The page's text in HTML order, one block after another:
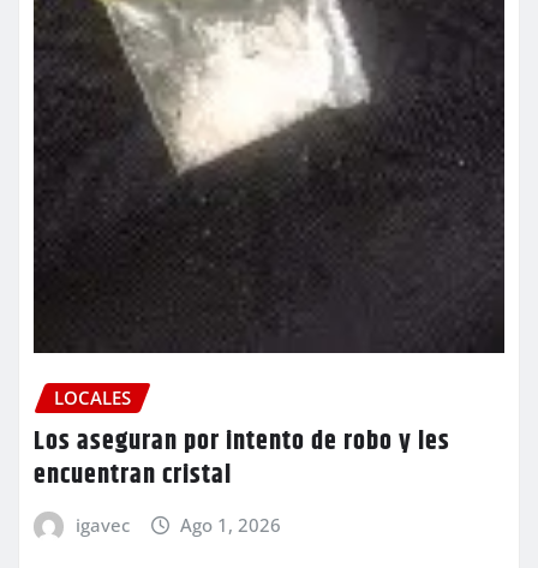
LOCALES
Los aseguran por intento de robo y les
encuentran cristal
igavec Ago 1, 2026